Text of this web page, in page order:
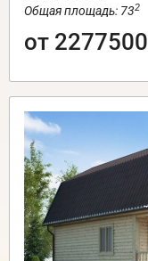
Общая площадь: 732
от 2277500